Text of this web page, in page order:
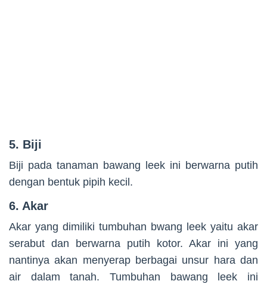
5. Biji
Biji pada tanaman bawang leek ini berwarna putih
dengan bentuk pipih kecil.
6. Akar
Akar yang dimiliki tumbuhan bwang leek yaitu akar
serabut dan berwarna putih kotor. Akar ini yang
nantinya akan menyerap berbagai unsur hara dan
air dalam tanah. Tumbuhan bawang leek ini